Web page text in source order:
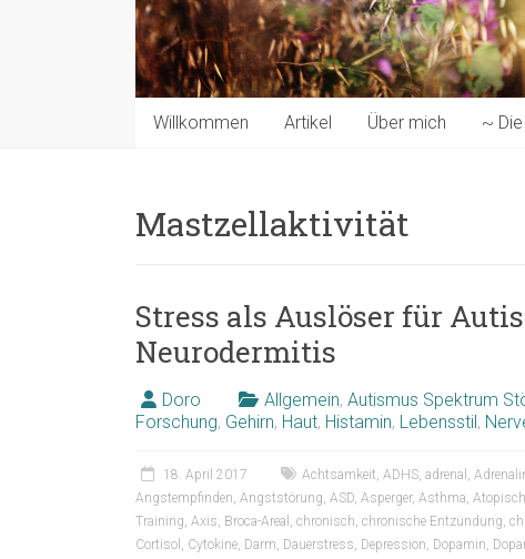
Willkommen Artikel Über mich ~
Mastzellaktivität
Stress als Auslöser für
Neurodermitis
Doro Allgemein, Autismus Spektrum
Forschung, Gehirn, Haut, Histamin, Lebensstil,
18. April 2017 Achtsamkeit, ADHS, adrenal ,
Angstempfinden, Angststörung, ASD, Asperger, Asthma,
Training, Axis, Broca-Areal , chronisch, chronische Entzündung,
Cortisol , Cytokine, Darm, Dauerstress, Depression, Dopamin,